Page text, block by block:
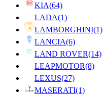
KIA(64)
LADA(1)
LAMBORGHINI(1)
LANCIA(6)
LAND ROVER(14)
LEAPMOTOR(8)
LEXUS(27)
MASERATI(1)